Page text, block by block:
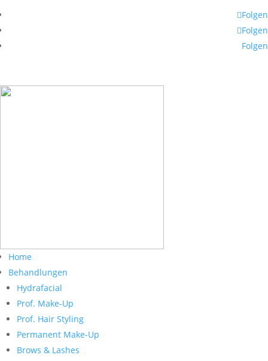
Folgen
Folgen
Folgen
Home
Behandlungen
Hydrafacial
Prof. Make-Up
Prof. Hair Styling
Permanent Make-Up
Brows & Lashes